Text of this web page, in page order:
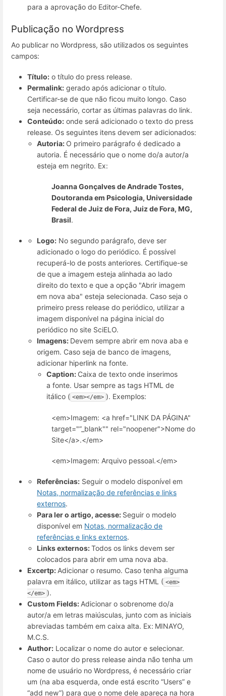
para a aprovação do Editor-Chefe.
Publicação no Wordpress
Ao publicar no Wordpress, são utilizados os seguintes
campos:
Título: o título do press release.
Permalink: gerado após adicionar o título.
Certificar-se de que não ficou muito longo. Caso
seja necessário, cortar as últimas palavras do link.
Conteúdo: onde será adicionado o texto do press
release. Os seguintes itens devem ser adicionados:
Autoria: O primeiro parágrafo é dedicado a
autoria. É necessário que o nome do/a autor/a
esteja em negrito. Ex:
Joanna Gonçalves de Andrade Tostes,
Doutoranda em Psicologia, Universidade
Federal de Juiz de Fora, Juiz de Fora, MG,
Brasil.
Logo: No segundo parágrafo, deve ser
adicionado o logo do periódico. É possível
recuperá-lo de posts anteriores. Certifique-se
de que a imagem esteja alinhada ao lado
direito do texto e que a opção "Abrir imagem
em nova aba" esteja selecionada. Caso seja o
primeiro press release do periódico, utilizar a
imagem disponível na página inicial do
periódico no site SciELO.
Imagens: Devem sempre abrir em nova aba e
origem. Caso seja de banco de imagens,
adicionar hiperlink na fonte.
Caption: Caixa de texto onde inserimos
a fonte. Usar sempre as tags HTML de
itálico ( <em></em> ). Exemplos:
<em>Imagem: <a href="LINK DA PÁGINA"
target="”_blank"" rel="noopener">Nome do
Site</a>.</em>
<em>Imagem: Arquivo pessoal.</em>
Referências: Seguir o modelo disponível em
Notas, normalização de referências e links
externos.
Para ler o artigo, acesse: Seguir o modelo
disponível em Notas, normalização de
referências e links externos.
Links externos:Todos os links devem ser
colocados para abrir em uma nova aba.
Excertp: Adicionar o resumo. Caso tenha alguma
palavra em itálico, utilizar as tags HTML ( <em>
</em> ).
Custom Fields: Adicionar o sobrenome do/a
autor/a em letras maiúsculas, junto com as iniciais
abreviadas também em caixa alta. Ex: MINAYO,
M.C.S.
Author: Localizar o nome do autor e selecionar.
Caso o autor do press release ainda não tenha um
nome de usuário no Wordpress, é necessário criar
um (na aba esquerda, onde está escrito “Users” e
“add new”) para que o nome dele apareça na hora